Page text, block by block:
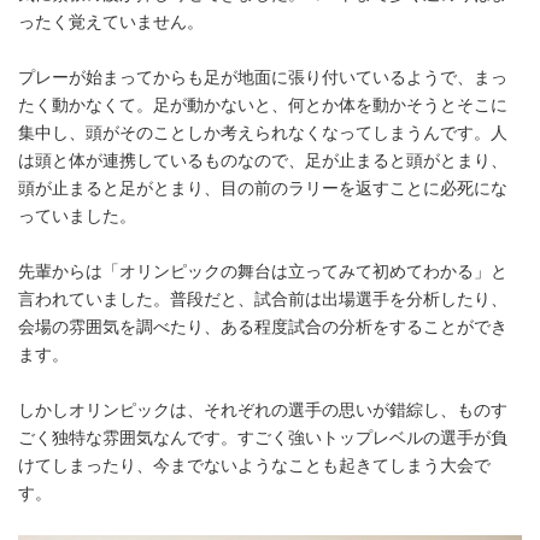
ったく覚えていません。
プレーが始まってからも足が地面に張り付いているようで、まっ
たく動かなくて。足が動かないと、何とか体を動かそうとそこに
集中し、頭がそのことしか考えられなくなってしまうんです。人
は頭と体が連携しているものなので、足が止まると頭がとまり、
頭が止まると足がとまり、目の前のラリーを返すことに必死にな
っていました。
先輩からは「オリンピックの舞台は立ってみて初めてわかる」と
言われていました。普段だと、試合前は出場選手を分析したり、
会場の雰囲気を調べたり、ある程度試合の分析をすることができ
ます。
しかしオリンピックは、それぞれの選手の思いが錯綜し、ものす
ごく独特な雰囲気なんです。すごく強いトップレベルの選手が負
けてしまったり、今までないようなことも起きてしまう大会で
す。